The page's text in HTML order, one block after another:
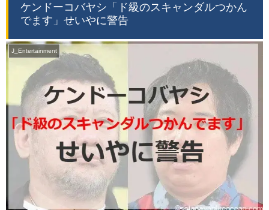
ケンドーコバヤシ「ド級のスキャンダルつかん
でます」せいやに警告
J_Entertainment